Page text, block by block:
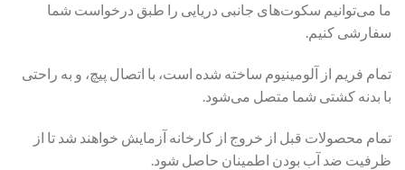
ما می‌توانیم سکوت‌های جانبی دریایی را طبق درخواست شما
سفارشی کنیم.
تمام فریم از آلومینیوم ساخته شده است، با اتصال پیچ، و به راحتی
با بدنه کشتی شما متصل می‌شود.
تمام محصولات قبل از خروج از کارخانه آزمایش خواهند شد تا از
ظرفیت ضد آب بودن اطمینان حاصل شود.